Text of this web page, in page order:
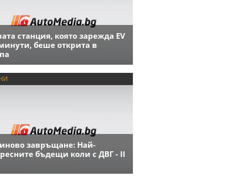
станция, която зарежда EV
беше открита в
завръщане: Най-
бъдещи коли с ДВГ - II